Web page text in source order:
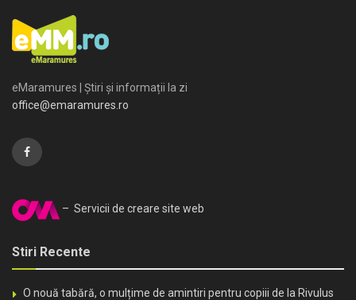
eMaramures | Știri și informații la zi
office@emaramures.ro
– Servicii de creare site web
Stiri Recente
O nouă tabără, o mulțime de amintiri pentru copiii de la Rivulus